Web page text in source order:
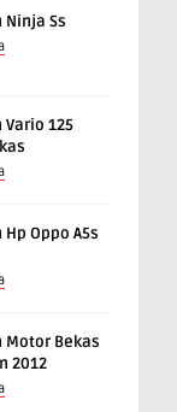
Ninja Ss
Vario 125
Oppo A5s
Motor Bekas
2012